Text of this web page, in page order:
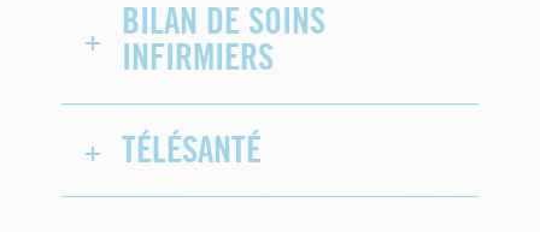
BILAN DE SOINS
INFIRMIERS
TÉLÉSANTÉ